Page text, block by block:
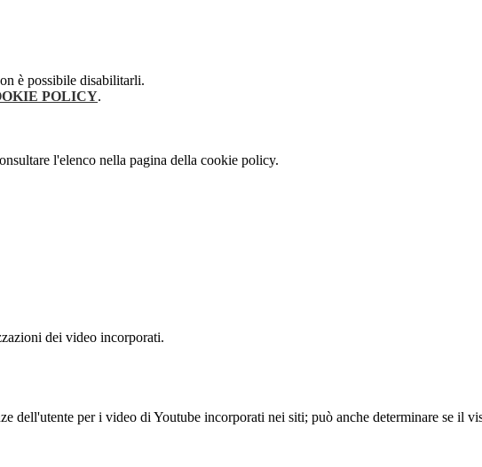
è possibile disabilitarli.
POLICY.
l'elenco nella pagina della cookie policy.
dei video incorporati.
dell'utente per i video di Youtube incorporati nei siti; può anche determinare se il